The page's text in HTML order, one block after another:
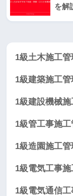
を解
1級土木施工
1級建築施工
1級建設機械
1級管工事施
1級造園施工
1級電気工事
1級電気通信